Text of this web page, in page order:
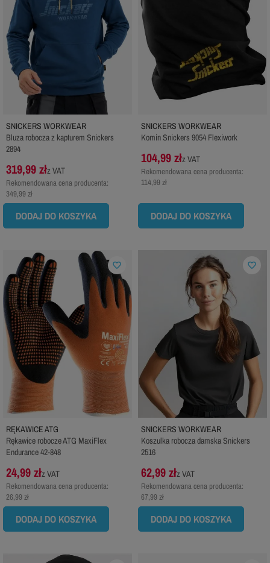
SNICKERS WORKWEAR
Bluza robocza z kapturem Snickers
2894
319,99 złz VAT
Rekomendowana cena producenta:
349,99 zł
DODAJ DO KOSZYKA
SNICKERS WORKWEAR
Komin Snickers 9054 Flexiwork
104,99 złz VAT
Rekomendowana cena producenta:
114,99 zł
DODAJ DO KOSZYKA
RĘKAWICE ATG
Rękawice robocze ATG MaxiFlex
Endurance 42-848
24,99 złz VAT
Rekomendowana cena producenta:
26,99 zł
DODAJ DO KOSZYKA
favorite_border
SNICKERS WORKWEAR
Koszulka robocza damska Snickers
2516
62,99 złz VAT
Rekomendowana cena producenta:
67,99 zł
DODAJ DO KOSZYKA
favorite_border